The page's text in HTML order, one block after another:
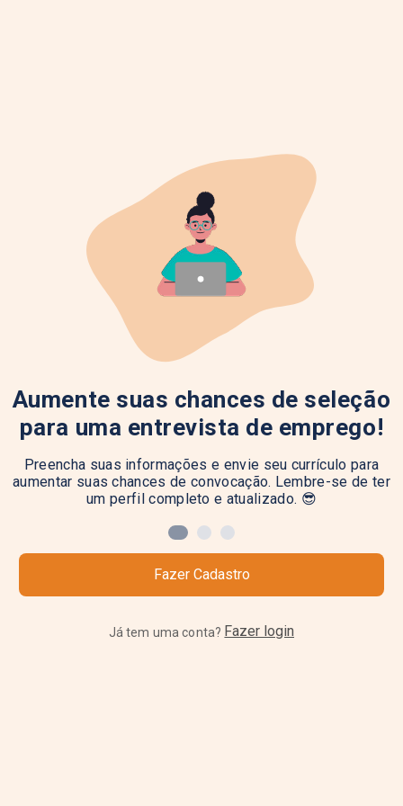
Aumente suas chances de seleção
para uma entrevista de emprego!
Preencha suas informações e envie seu currículo para
aumentar suas chances de convocação. Lembre-se de ter
um perfil completo e atualizado. 😎
Fazer Cadastro
Já tem uma conta? Fazer login